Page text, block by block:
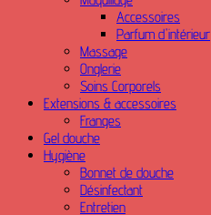
Accessoires
Parfum d'intérieur
Massage
Onglerie
Soins Corporels
Extensions & accessoires
Franges
Gel douche
Hygiène
Bonnet de douche
Désinfectant
Entretien